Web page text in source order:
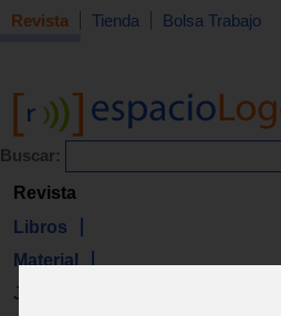
Revista Tienda Bolsa Trabajo
Buscar:
Revista
Libros
Material
Juguetes